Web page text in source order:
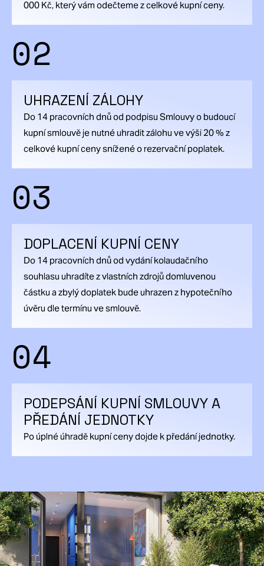
000 Kč, který vám odečteme z celkové kupní ceny.
02
UHRAZENÍ ZÁLOHY
Do 14 pracovních dnů od podpisu Smlouvy o budoucí
kupní smlouvě je nutné uhradit zálohu ve výši 20 % z
celkové kupní ceny snížené o rezervační poplatek.
03
DOPLACENÍ KUPNÍ CENY
Do 14 pracovních dnů od vydání kolaudačního
souhlasu uhradíte z vlastních zdrojů domluvenou
částku a zbylý doplatek bude uhrazen z hypotečního
úvěru dle termínu ve smlouvě.
04
PODEPSÁNÍ KUPNÍ SMLOUVY A
PŘEDÁNÍ JEDNOTKY
Po úplné úhradě kupní ceny dojde k předání jednotky.